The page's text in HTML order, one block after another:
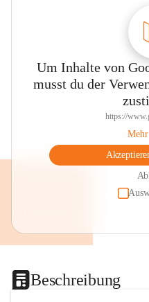
Um Inhalte von
musst du der
https://
Beschreibung